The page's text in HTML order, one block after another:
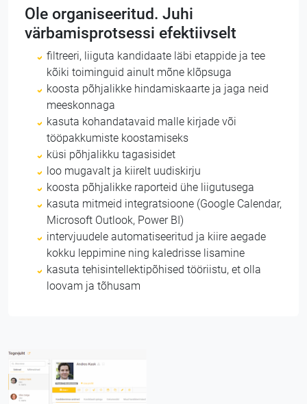
Ole organiseeritud. Juhi
värbamisprotsessi efektiivselt
filtreeri, liiguta kandidaate läbi etappide ja tee
kõiki toiminguid ainult mõne klõpsuga
koosta põhjalikke hindamiskaarte ja jaga neid
meeskonnaga
kasuta kohandatavaid malle kirjade või
tööpakkumiste koostamiseks
küsi põhjalikku tagasisidet
loo mugavalt ja kiirelt uudiskirju
koosta põhjalikke raporteid ühe liigutusega
kasuta mitmeid integratsioone (Google Calendar,
Microsoft Outlook, Power BI)
intervjuudele automatiseeritud ja kiire aegade
kokku leppimine ning kaledrisse lisamine
kasuta tehisintellektipõhised tööriistu, et olla
loovam ja tõhusam